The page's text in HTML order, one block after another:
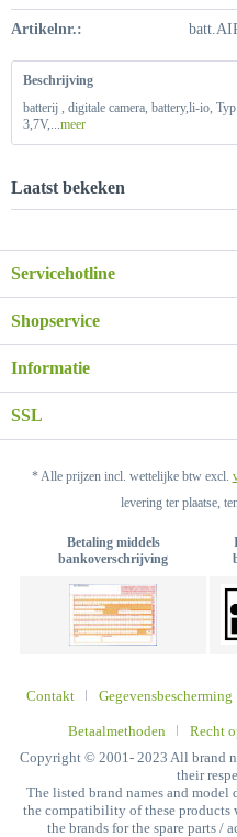
Artikelnr.:
Beschrijving
batterij , digitale camera, battery,li-io,
3,7V,... meer
Laatst bekeken
Servicehotline
Shopservice
Informatie
SSL
* Alle prijzen incl. wettelijke btw excl.
levering ter plaatse,
Betaling middels
bankoverschrijving
Contakt Gegevensbescherming
Betaalmethoden Recht
Copyright © 2001- 2023 All brand
their
The listed brand names and
the compatibility of these products
the brands for the spare parts /